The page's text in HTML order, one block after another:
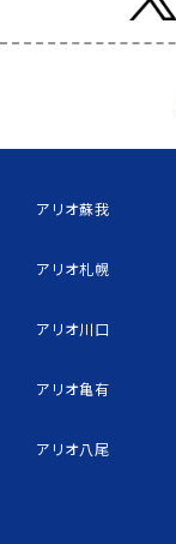
アリオ蘇我
アリオ札幌
アリオ川口
アリオ亀有
アリオ八尾